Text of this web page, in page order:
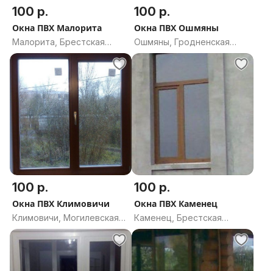
100 р.
Окна ПВХ Малорита
Малорита, Брестская
область
100 р.
Окна ПВХ Ошмяны
Ошмяны, Гродненская
область
100 р.
Окна ПВХ Климовичи
Климовичи, Могилевская
область
100 р.
Окна ПВХ Каменец
Каменец, Брестская
область